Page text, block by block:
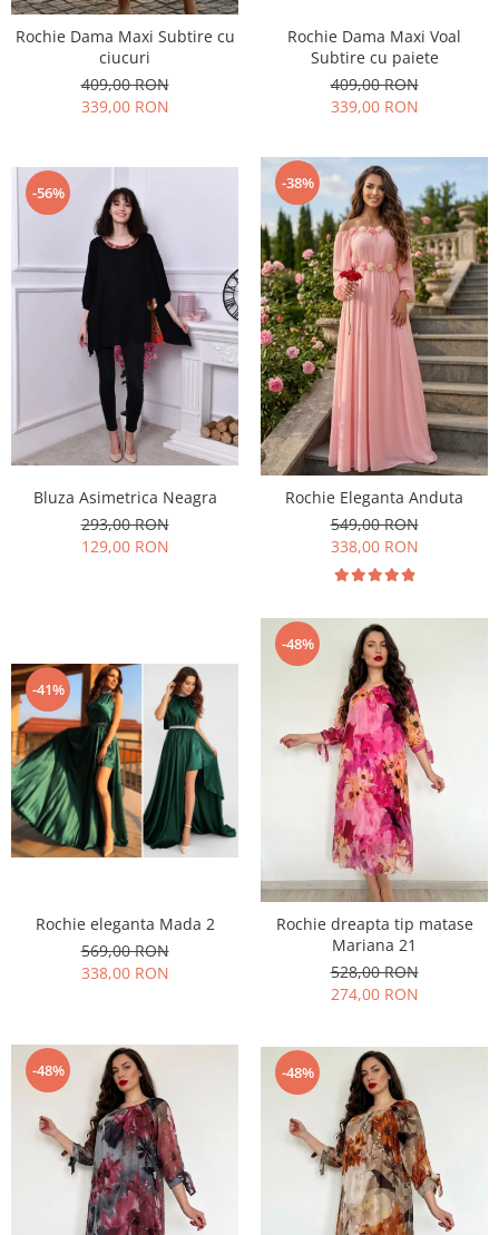
Rochie Dama Maxi Subtire cu
ciucuri
409,00 RON
339,00 RON
Rochie Dama Maxi Voal
Subtire cu paiete
409,00 RON
339,00 RON
-56%
Bluza Asimetrica Neagra
293,00 RON
129,00 RON
-38%
Rochie Eleganta Anduta
549,00 RON
338,00 RON
-41%
Rochie eleganta Mada 2
569,00 RON
338,00 RON
-48%
Rochie dreapta tip matase
Mariana 21
528,00 RON
274,00 RON
-48% -48%